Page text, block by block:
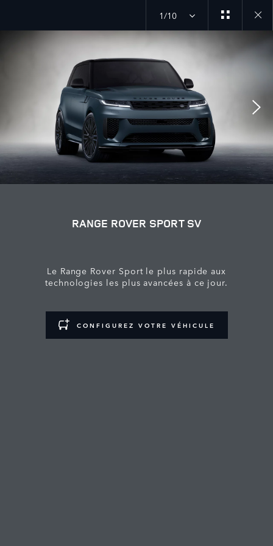
1/10
gallery
RANGE ROVER SPORT SV
Le Range Rover Sport le plus rapide aux
technologies les plus avancées à ce jour.
CONFIGUREZ VOTRE VÉHICULE